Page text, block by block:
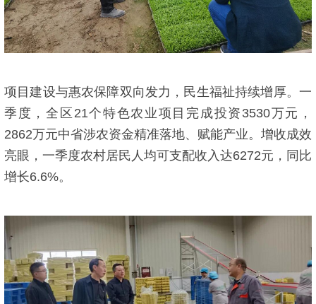
项目建设与惠农保障双向发力，民生福祉持续增厚。一
季度，全区21个特色农业项目完成投资3530万元，
2862万元中省涉农资金精准落地、赋能产业。增收成效
亮眼，一季度农村居民人均可支配收入达6272元，同比
增长6.6%。